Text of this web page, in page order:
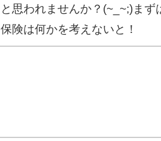
と思われませんか？(~_~;)ま
保険は何かを考えないと！